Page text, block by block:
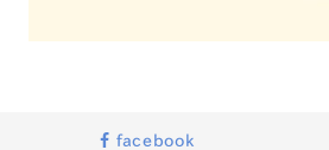
facebook